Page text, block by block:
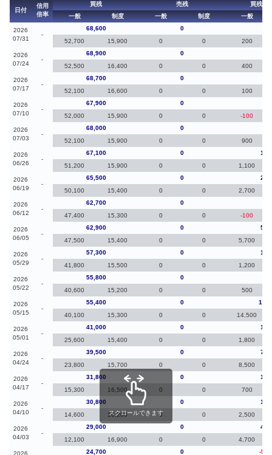
日付
信用
倍率
買残 売残
買残（
一般
制度 一般 制度 一般
2026
07/31
-
68,600 0
52,700
15,900 0 0 200
2026
07/24
-
68,900 0
52,500
16,400 0 0 400
2026
07/17
-
68,700 0
52,100
16,600 0 0 100
2026
07/10
-
67,900 0
52,000
15,900 0 0 -100
2026
07/03
-
68,000 0
52,100
15,900 0 0 900
2026
06/26
-
67,100 0
51,200
15,900 0 0 1,100
2026
06/19
-
65,500 0
50,100
15,400 0 0 2,700
2026
06/12
-
62,700 0
47,400
15,300 0 0 -100
2026
06/05
-
62,900 0
47,500
15,400 0 0 5,700
2026
05/29
-
57,300 0
41,800
15,500 0 0 1,200
2026
05/22
-
55,800 0
40,600
15,200 0 0 500
2026
05/15
-
55,400 0
40,100
15,300 0 0 14,500
2026
05/01
-
41,000 0
25,600
15,400 0 0 1,800
2026
04/24
-
39,500 0
23,800
15,700 0 0 8,500
2026
04/17
-
31,800 0
15,300
16,500 0 0 700
2026
04/10
-
30,800 0
14,600
16,200 0 0 2,500
2026
04/03
-
29,000 0
12,100
16,900 0 0 4,700
24,700 0
-
スクロールできます